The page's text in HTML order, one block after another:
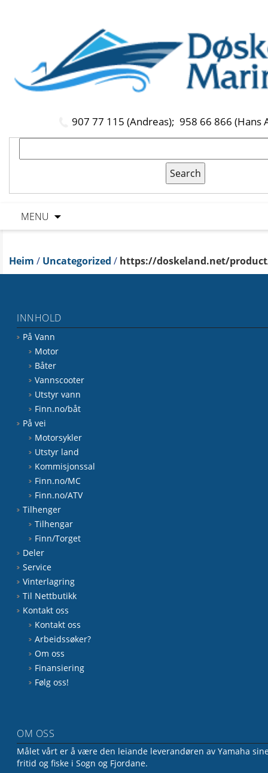
907 77 115 (Andreas); 958 66 866 (Hans
MENU
Heim / Uncategorized / https://doskeland.net/
INNHOLD
På Vann
Motor
Båter
Vannscooter
Utstyr vann
Finn.no/båt
På vei
Motorsykler
Utstyr land
Kommisjonssal
Finn.no/MC
Finn.no/ATV
Tilhenger
Tilhengar
Finn/Torget
Deler
Service
Vinterlagring
Til Nettbutikk
Kontakt oss
Kontakt oss
Arbeidssøker?
Om oss
Finansiering
Følg oss!
OM OSS
Målet vårt er å være den leiande leverandøren av Yamaha
fritid og fiske i Sogn og Fjordane.